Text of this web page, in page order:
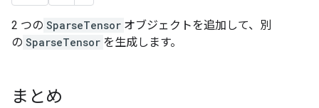
2 つの SparseTensor オブジェクトを追加して、別
の SparseTensor を生成します。
まとめ